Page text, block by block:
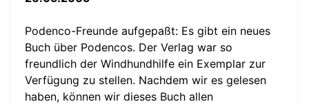
Podenco-Freunde aufgepaßt: Es gibt ein neues
Buch über Podencos. Der Verlag war so
freundlich der Windhundhilfe ein Exemplar zur
Verfügung zu stellen. Nachdem wir es gelesen
haben, können wir dieses Buch allen